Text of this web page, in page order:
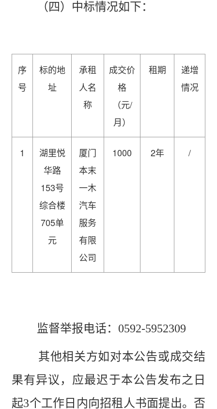
（四）中标情况如下：
序
号
标的地
址
承租
人名
称
成交价
格
（元/
月）
租期
递增
情况
1
湖里悦
华路
153号
综合楼
705单
元
厦门
本末
一木
汽车
服务
有限
公司
1000 2年 /
监督举报电话：0592-5952309
其他相关方如对本公告或成交结
果有异议，应最迟于本公告发布之日
起3个工作日内向招租人书面提出。否